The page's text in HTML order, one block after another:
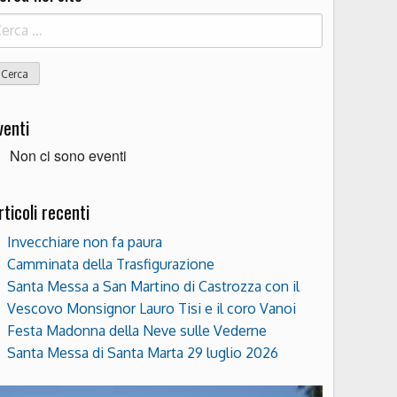
Non ci sono eventi
recenti
Invecchiare non fa paura
Camminata della Trasfigurazione
Santa Messa a San Martino di Castrozza con il
Vescovo Monsignor Lauro Tisi e il coro Vanoi
Festa Madonna della Neve sulle Vederne
Santa Messa di Santa Marta 29 luglio 2026